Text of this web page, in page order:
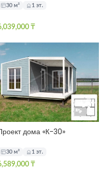
30 м² 1 эт.
₸
дома «К-30»
30 м² 1 эт.
₸